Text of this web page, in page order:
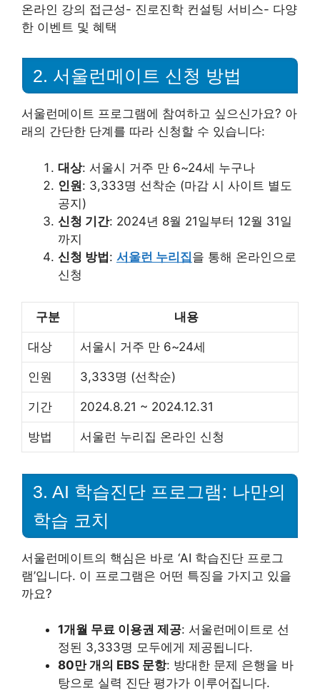
온라인 강의 접근성- 진로진학 컨설팅 서비스- 다양
한 이벤트 및 혜택
2. 서울런메이트 신청 방법
서울런메이트 프로그램에 참여하고 싶으신가요? 아
래의 간단한 단계를 따라 신청할 수 있습니다:
대상: 서울시 거주 만 6~24세 누구나
인원: 3,333명 선착순 (마감 시 사이트 별도
공지)
신청 기간: 2024년 8월 21일부터 12월 31일
까지
신청 방법: 서울런 누리집을 통해 온라인으로
신청
구분 내용
대상 서울시 거주 만 6~24세
인원 3,333명 (선착순)
기간 2024.8.21 ~ 2024.12.31
방법 서울런 누리집 온라인 신청
3. AI 학습진단 프로그램: 나만의
학습 코치
서울런메이트의 핵심은 바로 ‘AI 학습진단 프로그
램’입니다. 이 프로그램은 어떤 특징을 가지고 있을
까요?
1개월 무료 이용권 제공: 서울런메이트로 선
정된 3,333명 모두에게 제공됩니다.
80만 개의 EBS 문항: 방대한 문제 은행을 바
탕으로 실력 진단 평가가 이루어집니다.